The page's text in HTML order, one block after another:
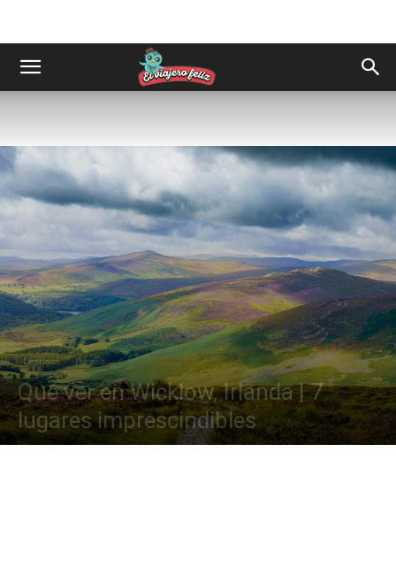
Destinos Europa
Qué ver en Wicklow, Irlanda | 7
lugares imprescindibles